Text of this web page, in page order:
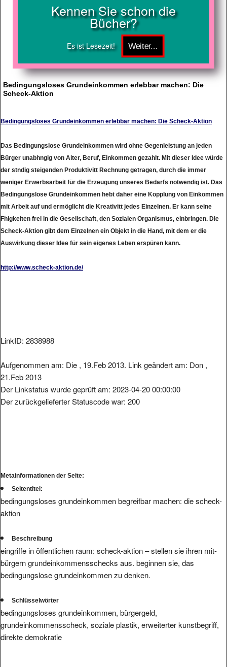
Kennen Sie schon die
Bücher?
Es ist Lesezeit!
Bedingungsloses Grundeinkommen erlebbar machen: Die
Scheck-Aktion
Bedingungsloses Grundeinkommen erlebbar machen: Die Scheck-Aktion
Das Bedingungslose Grundeinkommen wird ohne Gegenleistung an jeden
Bürger unabhngig von Alter, Beruf, Einkommen gezahlt. Mit dieser Idee würde
der stndig steigenden Produktivitt Rechnung getragen, durch die immer
weniger Erwerbsarbeit für die Erzeugung unseres Bedarfs notwendig ist. Das
Bedingungslose Grundeinkommen hebt daher eine Kopplung von Einkommen
mit Arbeit auf und ermöglicht die Kreativitt jedes Einzelnen. Er kann seine
Fhigkeiten frei in die Gesellschaft, den Sozialen Organismus, einbringen. Die
Scheck-Aktion gibt dem Einzelnen ein Objekt in die Hand, mit dem er die
Auswirkung dieser Idee für sein eigenes Leben erspüren kann.
http://www.scheck-aktion.de/
LinkID: 2838988
Aufgenommen am: Die , 19.Feb 2013. Link geändert am: Don ,
21.Feb 2013
Der Linkstatus wurde geprüft am: 2023-04-20 00:00:00
Der zurückgelieferter Statuscode war: 200
Metainformationen der Seite:
Seitentitel:
bedingungsloses grundeinkommen begreifbar machen: die scheck-
aktion
Beschreibung
eingriffe in öffentlichen raum: scheck-aktion – stellen sie ihren mit-
bürgern grundeinkommensschecks aus. beginnen sie, das
bedingungslose grundeinkommen zu denken.
Schlüsselwörter
bedingungsloses grundeinkommen, bürgergeld,
grundeinkommensscheck, soziale plastik, erweiterter kunstbegriff,
direkte demokratie